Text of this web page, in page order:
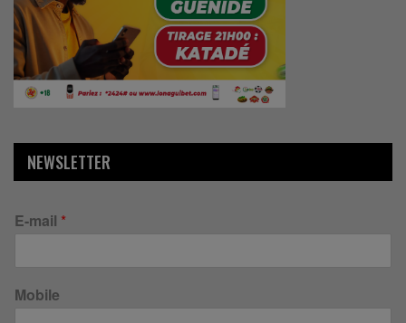
NEWSLETTER
E-mail *
Mobile